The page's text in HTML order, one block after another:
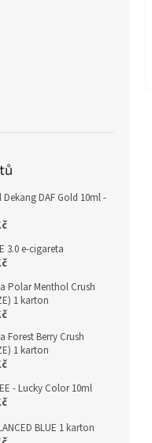
Dekang DAF Gold 10ml -
3.0 e-cigareta
Polar Menthol Crush
1 karton
Forest Berry Crush
1 karton
- Lucky Color 10ml
BLUE 1 karton